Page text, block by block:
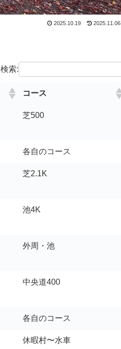
2025.10.19 2025.11.06
検索:
コース
芝500
各自のコース
芝2.1K
池4K
外周・池
中央道400
各自のコース
休暇村〜水車